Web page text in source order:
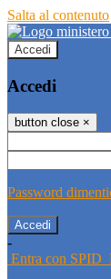
Salta al contenuto
Accedi
Accedi
button close ×
Password
-
Entra con SPID